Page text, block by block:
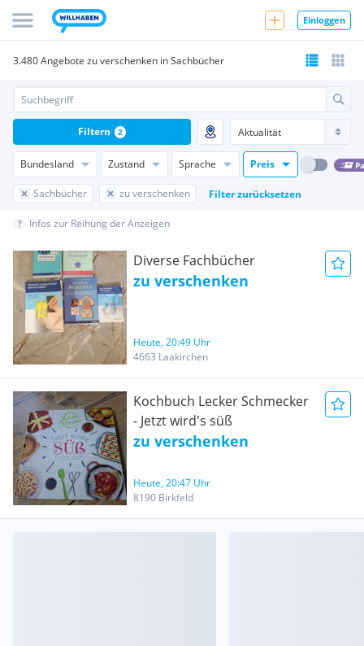
Einloggen
3.480 Angebote zu verschenken in Sachbücher
Bundesland Zustand Sprache Preis
Sachbücher zu verschenken Filter zurücksetzen
Filtern 2
Infos zur Reihung der Anzeigen
Diverse Fachbücher
zu verschenken
Heute, 20:49 Uhr
4663 Laakirchen
Kochbuch Lecker Schmecker
- Jetzt wird's süß
zu verschenken
Heute, 20:47 Uhr
8190 Birkfeld